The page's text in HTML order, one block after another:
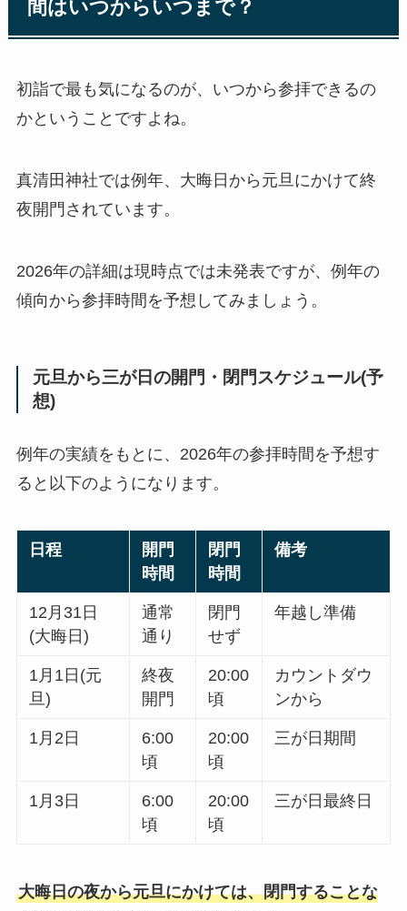
間はいつからいつまで？
初詣で最も気になるのが、いつから参拝できるの
かということですよね。
真清田神社では例年、大晦日から元旦にかけて終
夜開門されています。
2026年の詳細は現時点では未発表ですが、例年の
傾向から参拝時間を予想してみましょう。
元旦から三が日の開門・閉門スケジュール(予
想)
例年の実績をもとに、2026年の参拝時間を予想す
ると以下のようになります。
日程
開門
時間
閉門
時間
備考
12月31日
(大晦日)
通常
通り
閉門
せず
年越し準備
1月1日(元
旦)
終夜
開門
20:00
頃
カウントダウ
ンから
1月2日
6:00
頃
20:00
頃
三が日期間
1月3日
6:00
頃
20:00
頃
三が日最終日
大晦日の夜から元旦にかけては、閉門することな